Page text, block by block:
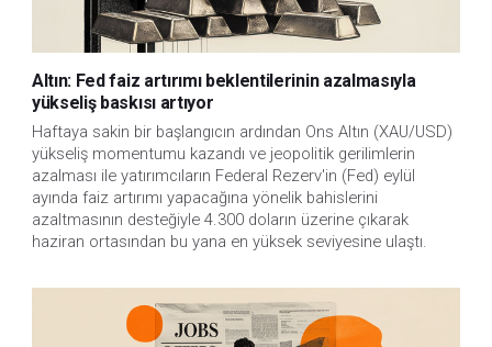
Altın: Fed faiz artırımı beklentilerinin azalmasıyla
yükseliş baskısı artıyor
Haftaya sakin bir başlangıcın ardından Ons Altın (XAU/USD)
yükseliş momentumu kazandı ve jeopolitik gerilimlerin
azalması ile yatırımcıların Federal Rezerv'in (Fed) eylül
ayında faiz artırımı yapacağına yönelik bahislerini
azaltmasının desteğiyle 4.300 doların üzerine çıkarak
haziran ortasından bu yana en yüksek seviyesine ulaştı.